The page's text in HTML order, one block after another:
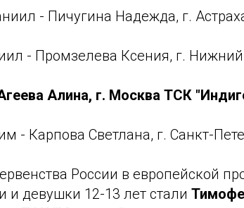
- Пичугина Надежда, г.
- Промзелева Ксения, г.
Алина, г. Москва ТСК
- Карпова Светлана, г. Санкт-
России в европейской
и девушки 12-13 лет стали